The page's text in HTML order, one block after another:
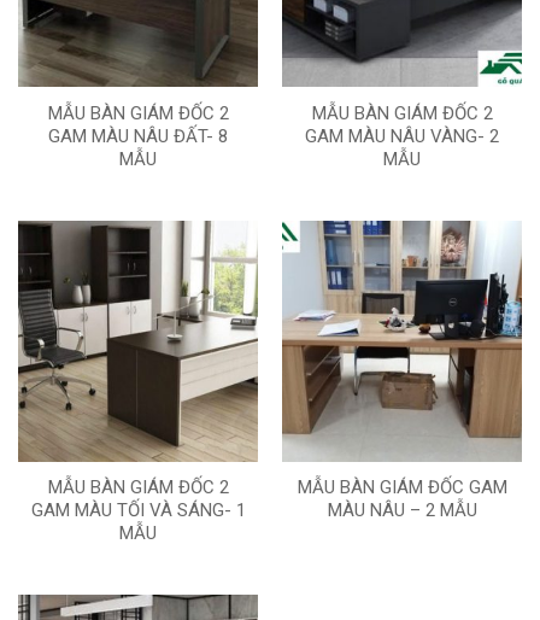
MẪU BÀN GIÁM ĐỐC 2
GAM MÀU NÂU ĐẤT- 8
MẪU
MẪU BÀN GIÁM ĐỐC 2
GAM MÀU NÂU VÀNG- 2
MẪU
MẪU BÀN GIÁM ĐỐC 2
GAM MÀU TỐI VÀ SÁNG- 1
MẪU
MẪU BÀN GIÁM ĐỐC GAM
MÀU NÂU – 2 MẪU